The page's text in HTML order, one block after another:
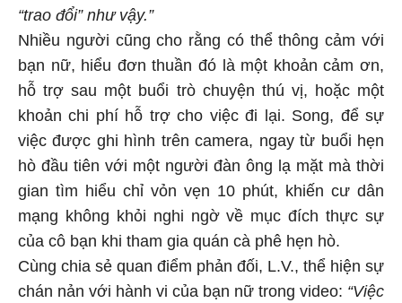
“trao đổi” như vậy.”
Nhiều người cũng cho rằng có thể thông cảm với
bạn nữ, hiểu đơn thuần đó là một khoản cảm ơn,
hỗ trợ sau một buổi trò chuyện thú vị, hoặc một
khoản chi phí hỗ trợ cho việc đi lại. Song, để sự
việc được ghi hình trên camera, ngay từ buổi hẹn
hò đầu tiên với một người đàn ông lạ mặt mà thời
gian tìm hiểu chỉ vỏn vẹn 10 phút, khiến cư dân
mạng không khỏi nghi ngờ về mục đích thực sự
của cô bạn khi tham gia quán cà phê hẹn hò.
Cùng chia sẻ quan điểm phản đối, L.V., thể hiện sự
chán nản với hành vi của bạn nữ trong video: “Việc